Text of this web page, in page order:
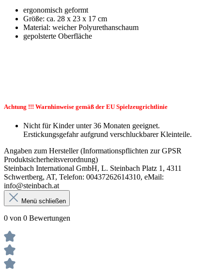
ergonomisch geformt
Größe: ca. 28 x 23 x 17 cm
Material: weicher Polyurethanschaum
gepolsterte Oberfläche
Achtung !!! Warnhinweise gemäß der EU Spielzeugrichtlinie
Nicht für Kinder unter 36 Monaten geeignet.
Erstickungsgefahr aufgrund verschluckbarer Kleinteile.
Angaben zum Hersteller (Informationspflichten zur GPSR
Produktsicherheitsverordnung)
Steinbach International GmbH, L. Steinbach Platz 1, 4311
Schwertberg, AT, Telefon: 00437262614310, eMail:
info@steinbach.at
Menü schließen
0 von 0 Bewertungen